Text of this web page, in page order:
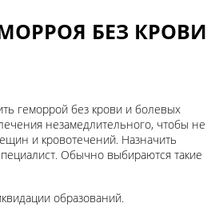
БЕЗ КРОВИ
геморрой без крови и болевых
незамедлительного, чтобы не
и кровотечений. Назначить
Обычно выбираются такие
образований.